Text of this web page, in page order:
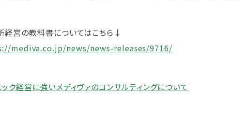
経営の教科書についてはこちら↓
mediva.co.jp/news/news-releases/9716/
ク経営に強いメディヴァのコンサルティングについて